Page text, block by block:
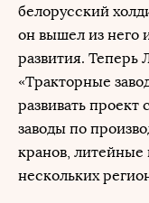
белорусский
он вышел из него
развития. Теперь
«Тракторные
развивать проект
заводы по
кранов, литейные
нескольких